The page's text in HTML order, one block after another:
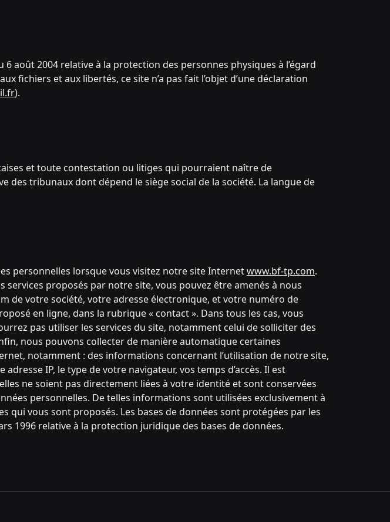
août 2004 relative à la protection des personnes physiques à l’égard
fichiers et aux libertés, ce site n’a pas fait l’objet d’une déclaration
).
et toute contestation ou litiges qui pourraient naître de
des tribunaux dont dépend le siège social de la société. La langue de
personnelles lorsque vous visitez notre site Internetwww.bf-tp.com.
proposés par notre site, vous pouvez être amenés à nous
de votre société, votre adresse électronique, et votre numéro de
en ligne, dans la rubrique « contact ». Dans tous les cas, vous
pas utiliser les services du site, notamment celui de solliciter des
nous pouvons collecter de manière automatique certaines
notamment : des informations concernant l’utilisation de notre site,
IP, le type de votre navigateur, vos temps d’accès. Il est
ne soient pas directement liées à votre identité et sont conservées
personnelles. De telles informations sont utilisées exclusivement à
qui vous sont proposés. Les bases de données sont protégées par les
1996 relative à la protection juridique des bases de données.